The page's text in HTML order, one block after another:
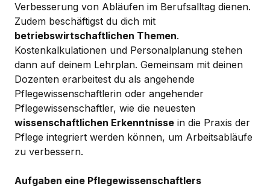
Verbesserung von Abläufen im Berufsalltag dienen.
Zudem beschäftigst du dich mit
betriebswirtschaftlichen Themen.
Kostenkalkulationen und Personalplanung stehen
dann auf deinem Lehrplan. Gemeinsam mit deinen
Dozenten erarbeitest du als angehende
Pflegewissenschaftlerin oder angehender
Pflegewissenschaftler, wie die neuesten
wissenschaftlichen Erkenntnisse in die Praxis der
Pflege integriert werden können, um Arbeitsabläufe
zu verbessern.
Aufgaben eine Pflegewissenschaftlers